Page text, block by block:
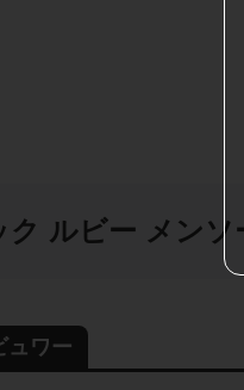
ク ルビー メン
ュワー